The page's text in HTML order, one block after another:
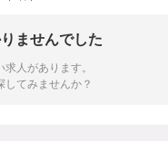
ませんでした
人があります。
てみませんか？